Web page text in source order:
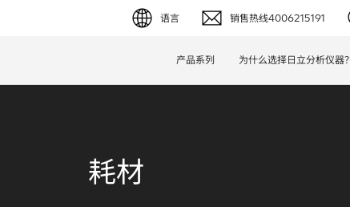
语言
English (EN)
销售热线4006215191
产品系列 为什么选择日立分析仪器？
耗材